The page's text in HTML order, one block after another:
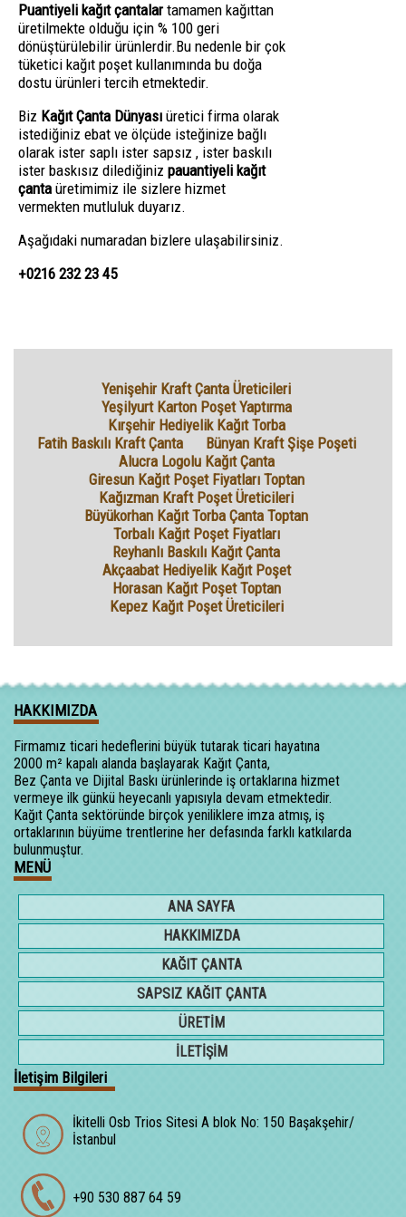
Puantiyeli kağıt çantalartamamen kağıttan
üretilmekte olduğu için % 100 geri
dönüştürülebilir ürünlerdir.Bu nedenle bir çok
tüketici kağıt poşet kullanımında bu doğa
dostu ürünleri tercih etmektedir.
Biz Kağıt Çanta Dünyası üretici firma olarak
istediğiniz ebat ve ölçüde isteğinize bağlı
olarak ister saplı ister sapsız , ister baskılı
ister baskısız dilediğiniz pauantiyeli kağıt
çanta üretimimiz ile sizlere hizmet
vermekten mutluluk duyarız.
Aşağıdaki numaradan bizlere ulaşabilirsiniz.
+0216 232 23 45
Yenişehir Kraft Çanta Üreticileri
Yeşilyurt Karton Poşet Yaptırma
Kırşehir Hediyelik Kağıt Torba
Fatih Baskılı Kraft Çanta
Bünyan Kraft Şişe Poşeti
Alucra Logolu Kağıt Çanta
Giresun Kağıt Poşet Fiyatları Toptan
Kağızman Kraft Poşet Üreticileri
Büyükorhan Kağıt Torba Çanta Toptan
Torbalı Kağıt Poşet Fiyatları
Reyhanlı Baskılı Kağıt Çanta
Akçaabat Hediyelik Kağıt Poşet
Horasan Kağıt Poşet Toptan
Kepez Kağıt Poşet Üreticileri
HAKKIMIZDA
Firmamız ticari hedeflerini büyük tutarak ticari hayatına
2000 m² kapalı alanda başlayarak Kağıt Çanta,
Bez Çanta ve Dijital Baskı ürünlerinde iş ortaklarına hizmet
vermeye ilk günkü heyecanlı yapısıyla devam etmektedir.
Kağıt Çanta sektöründe birçok yeniliklere imza atmış, iş
ortaklarının büyüme trentlerine her defasında farklı katkılarda
bulunmuştur.
MENÜ
ANA SAYFA
HAKKIMIZDA
KAĞIT ÇANTA
SAPSIZ KAĞIT ÇANTA
ÜRETİM
İLETİŞİM
İletişim Bilgileri
İkitelli Osb Trios Sitesi A blok No: 150 Başakşehir/
İstanbul
+90 530 887 64 59